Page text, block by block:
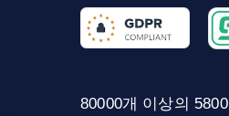
80000개 이상의